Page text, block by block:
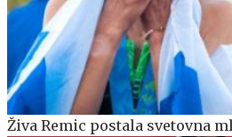
Živa Remic postala svetovna